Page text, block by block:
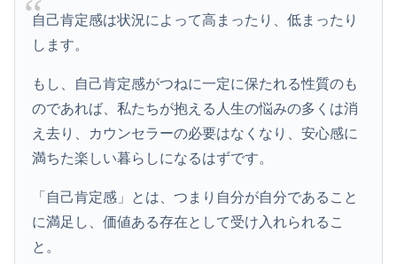
自己肯定感は状況によって高まったり、低まったり
します。
もし、自己肯定感がつねに一定に保たれる性質のも
のであれば、私たちが抱える人生の悩みの多くは消
え去り、カウンセラーの必要はなくなり、安心感に
満ちた楽しい暮らしになるはずです。
「自己肯定感」とは、つまり自分が自分であること
に満足し、価値ある存在として受け入れられるこ
と。